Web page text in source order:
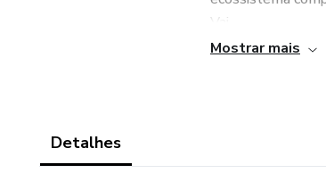
Vai
Mostrar mais
Detalhes